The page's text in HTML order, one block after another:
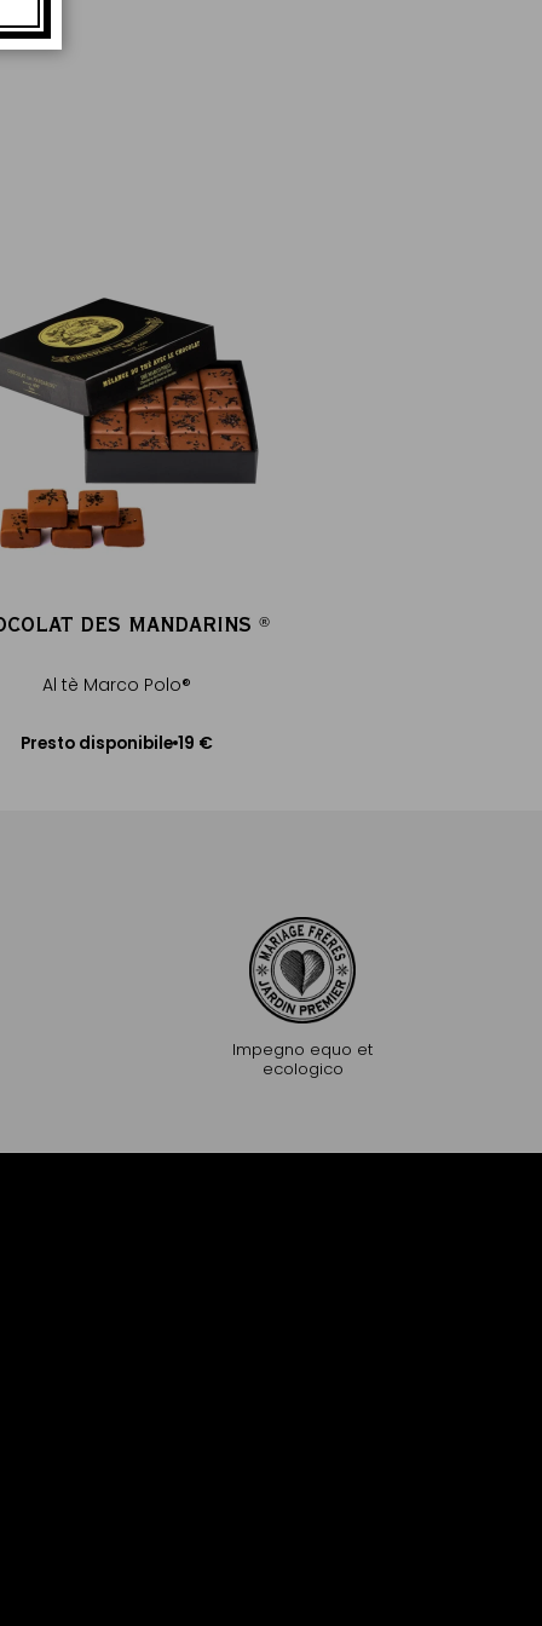
DES MANDARINS ®
Al tè Marco Polo®
Presto disponibile 19 €
Impegno equo et
ecologico